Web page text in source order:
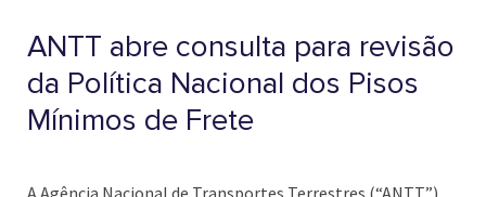
ANTT abre consulta para revisão
da Política Nacional dos Pisos
Mínimos de Frete
A Agência Nacional de Transportes Terrestres (“ANTT”)